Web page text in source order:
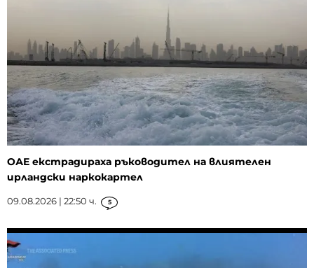
ОАЕ екстрадираха ръководител на влиятелен
ирландски наркокартел
09.08.2026 | 22:50 ч. 5